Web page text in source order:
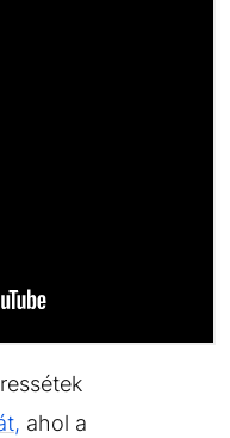
ahol a